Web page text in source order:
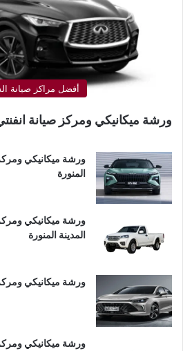
أفضل مراكز صيانة
ورشة ميكانيكي ومركز صيانة انفنتي
ورشة ميكانيكي ومركز
المنورة
ورشة ميكانيكي
المدينة المنورة
ورشة ميكانيكي ومركز
ورشة ميكانيكي